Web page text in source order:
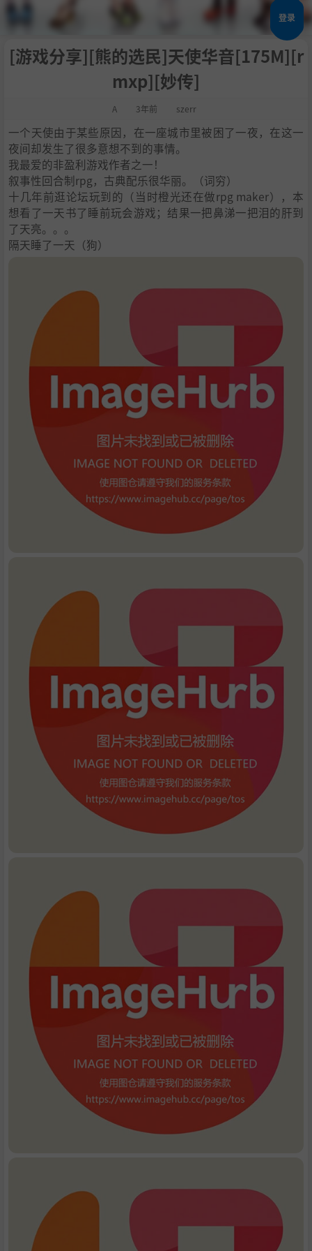
登录
[游戏分享][熊的选民]天使华音[175M][r
mxp][妙传]
A 3年前 szerr
一个天使由于某些原因，在一座城市里被困了一夜，在这一
夜间却发生了很多意想不到的事情。
我最爱的非盈利游戏作者之一！
叙事性回合制rpg，古典配乐很华丽。（词穷）
十几年前逛论坛玩到的（当时橙光还在做rpg maker），本
想看了一天书了睡前玩会游戏；结果一把鼻涕一把泪的肝到
了天亮。。。
隔天睡了一天（狗）